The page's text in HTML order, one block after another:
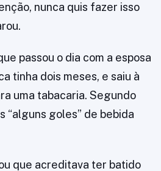
nunca quis fazer isso
passou o dia com a esposa
tinha dois meses, e saiu à
uma tabacaria. Segundo
“alguns goles” de bebida
que acreditava ter batido